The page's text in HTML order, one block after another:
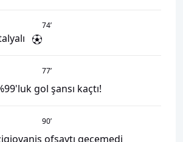
74’
77’
gol şansı kaçtı!
90’
ofsaytı geçemedi